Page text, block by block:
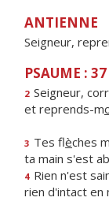
ANTIENNE
Seigneur,
PSAUME :
2 Seigneur,
et reprends-m
3 Tes flèches
ta main s'est
4 Rien n'est
rien d'intact en